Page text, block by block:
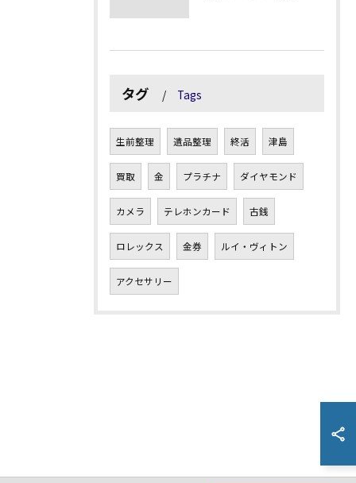
タグ Tags
生前整理 遺品整理 終活 津島
買取 金 プラチナ ダイヤモンド
カメラ テレホンカード 古銭
ロレックス 金券 ルイ・ヴィトン
アクセサリー